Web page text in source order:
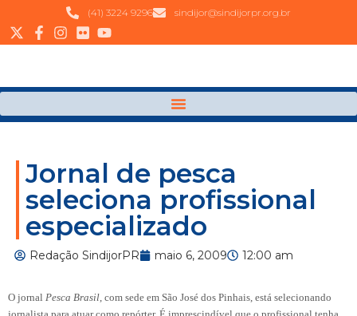
(41) 3224 9296 sindijor@sindijorpr.org.br
Jornal de pesca
seleciona profissional
especializado
Redação SindijorPR maio 6, 2009 12:00 am
O jornal Pesca Brasil , com sede em São José dos Pinhais, está selecionando